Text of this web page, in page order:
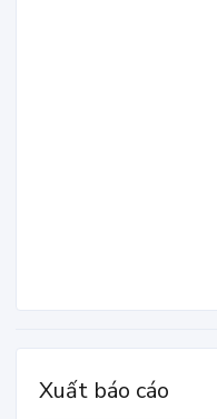
Xuất báo cáo